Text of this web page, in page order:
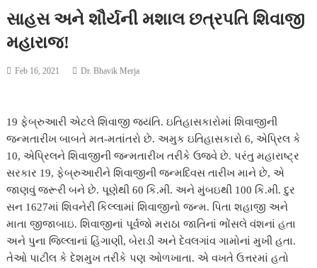
સાહસ અને શૌર્યની મશાલ છત્રપતિ શિવાજી
મહારાજ!
Feb 16, 2021 Dr. Bhavik Merja
19 ફેબ્રુઆરી એટલે શિવાજી જયંતિ. ઇતિહાસકારોમાં શિવાજીની
જન્મતારીખ બાબતે મત-મતાંતરો છે. અમુક ઇતિહાસકારો 6, એપ્રિલ કે
10, એપ્રિલને શિવાજીની જન્મતારીખ તરીકે ઉજવે છે. પરંતુ મહારાષ્ટ્ર
સરકાર 19, ફેબ્રુઆરીને શિવાજીની જન્મદિવસ તારીખ માને છે, એ
જાણવું જરૂરી બને છે. પૂણેથી 60 કિ.મી. અને મુંબઇથી 100 કિ.મી. દુર
સન 1627માં શિવનેરી કિલ્લામાં શિવાજીનો જન્મ. પિતા શહાજી અને
માતા જીજાબાઇ. શિવાજીનાં પૂર્વજો મરાઠા જાતિનાં ભોંસલે વંશનાં હતા
અને પુના જિલ્લાનાં હિંગાણી, બેરાડી અને દેવલગાંવ ગામોનાં મુખી હતા.
તેઓ પાટીલ કે દેશમુખ તરીકે પણ ઓળખાતા. એ વખતે ઉત્તરમાં હતો